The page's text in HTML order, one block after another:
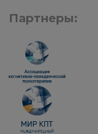
Партнеры: